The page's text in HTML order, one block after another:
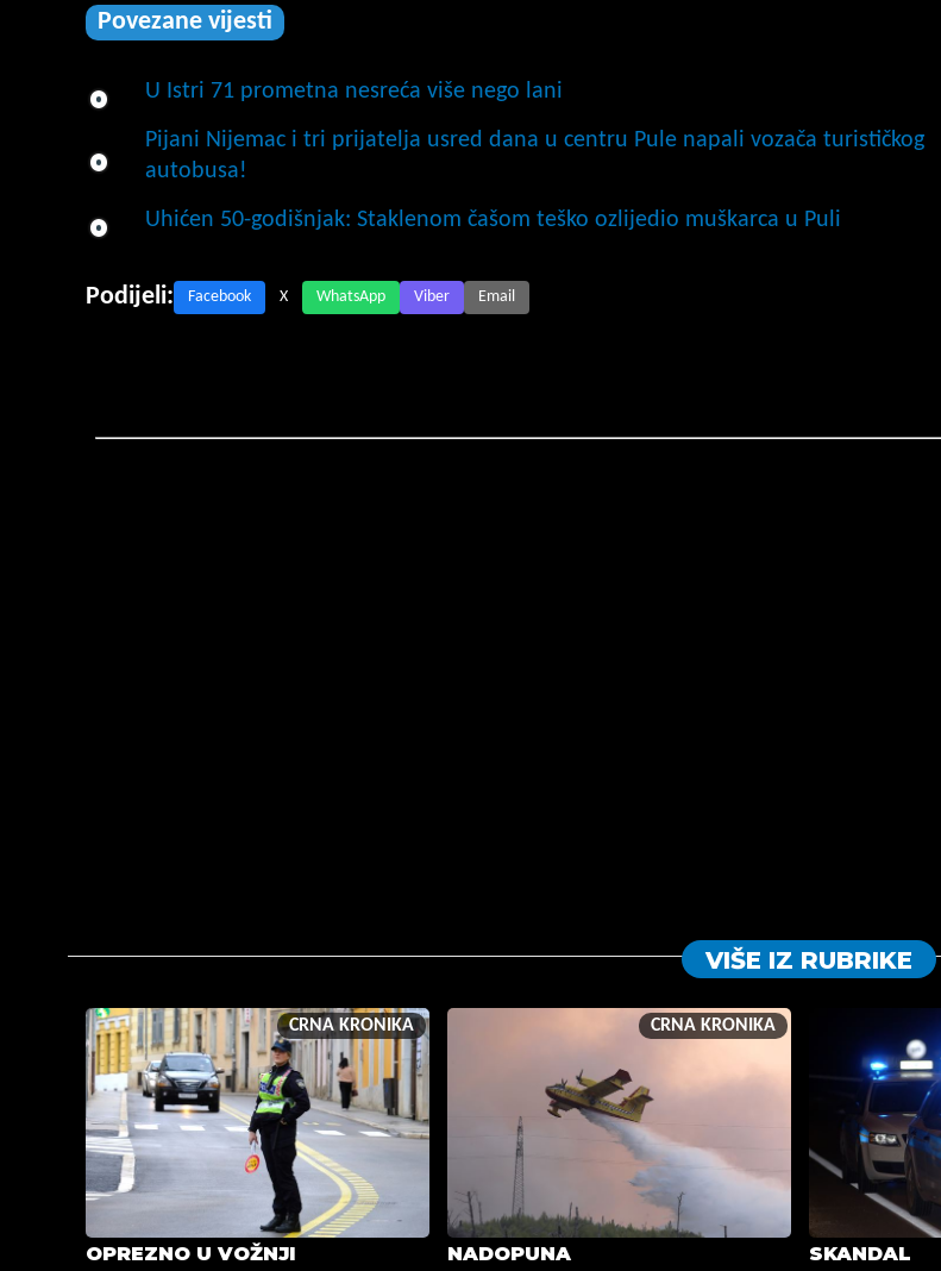
Povezane vijesti
U Istri 71 prometna nesreća više nego lani
Pijani Nijemac i tri prijatelja usred dana u centru Pule napali vozača turističkog
autobusa!
Uhićen 50-godišnjak: Staklenom čašom teško ozlijedio muškarca u Puli
Podijeli: Facebook X WhatsApp Viber Email
VIŠE IZ RUBRIKE
CRNA KRONIKA
OPREZNO U VOŽNJI
CRNA KRONIKA
NADOPUNA SKANDAL